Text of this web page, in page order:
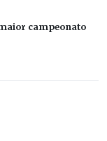
campeonato